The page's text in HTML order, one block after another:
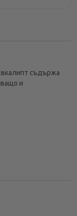
съдържа
и